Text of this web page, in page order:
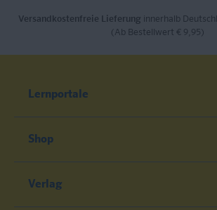
Versandkostenfreie Lieferung innerhalb
(Ab Bestellwert € 9,95)
Lernportale
Shop
Verlag